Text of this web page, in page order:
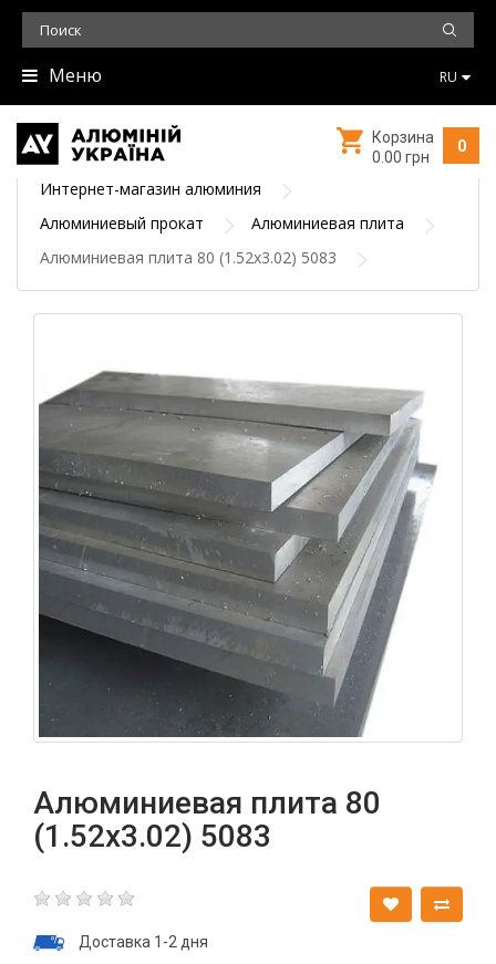
Меню RU
0
Корзина
0.00 грн
Интернет-магазин алюминия
Алюминиевый прокат
Алюминиевая плита
Алюминиевая плита 80 (1.52х3.02) 5083
Алюминиевая плита 80
(1.52х3.02) 5083
Доставка 1-2 дня